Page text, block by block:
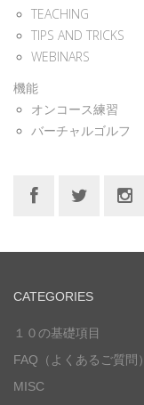
TEACHING
TIPS AND TRICKS
WEBINARS
機能
オンコース練習
バーチャルゴルフ
CATEGORIES
１０の基礎項目
FAQ（よくあるご質問）
MISC